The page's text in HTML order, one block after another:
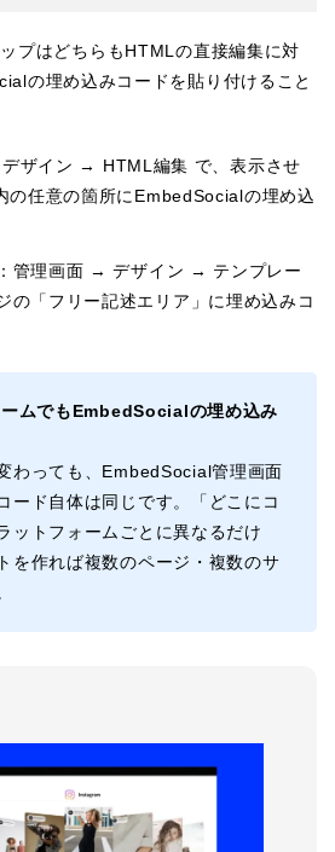
プはどちらもHTMLの直接編集に対
の埋め込みコードを貼り付けること
ザイン → HTML編集 で、表示させ
の任意の箇所にEmbedSocialの埋め込
管理画面 → デザイン → テンプレー
の「フリー記述エリア」に埋め込みコ
ムでもEmbedSocialの埋め込み
わっても、EmbedSocial管理画面
ード自体は同じです。「どこにコ
ットフォームごとに異なるだけ
を作れば複数のページ・複数のサ